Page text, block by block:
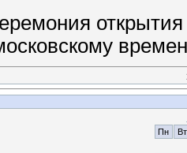
Пн
Вт